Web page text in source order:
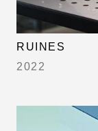
RUINES
2022